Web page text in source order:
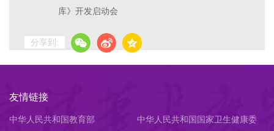
库》开发启动会
分享到:
友情链接
中华人民共和国教育部
中华人民共和国国家卫生健康委